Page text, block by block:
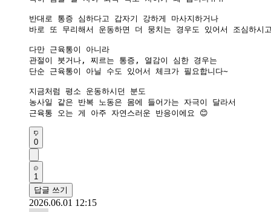
반대로 통증 심하다고 갑자기 강하게 마사지하거나
바로 또 무리해서 운동하면 더 뭉치는 경우도 있어서 조심하시
다만 근육통이 아니라
관절이 붓거나, 찌르는 통증, 열감이 심한 경우는
단순 근육통이 아닐 수도 있어서 체크가 필요합니다~
지금처럼 평소 운동하시던 분도
농사일 같은 반복 노동은 몸에 들어가는 자극이 달라서
근육통 오는 게 아주 자연스러운 반응이에요 😊
0
1
답글 쓰기
2026.06.01 12:15